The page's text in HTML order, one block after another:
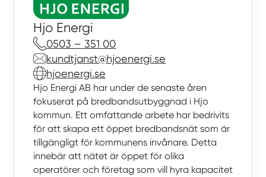
Hjo Energi
0503 – 351 00
kundtjanst@hjoenergi.se
hjoenergi.se
Hjo Energi AB har under de senaste åren
fokuserat på bredbands­utbyggnad i Hjo
kommun. Ett omfattande arbete har bedrivits
för att skapa ett öppet bredbandsnät som är
tillgängligt för kommunens invånare. Detta
innebär att nätet är öppet för olika
operatörer och företag som vill hyra kapacitet